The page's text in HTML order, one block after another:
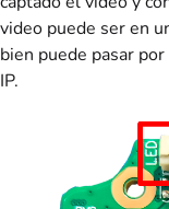
video puede ser en
bien puede pasar
IP.